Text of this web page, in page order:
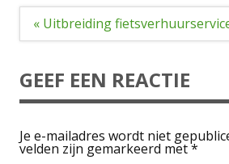
Bericht
« Uitbreiding
GEEF EEN REACTIE
Je e-mailadres wordt niet
velden zijn gemarkeerd met*